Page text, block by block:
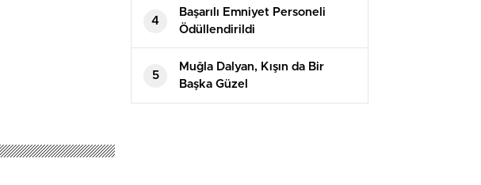
4
Başarılı Emniyet Personeli
Ödüllendirildi
5
Muğla Dalyan, Kışın da Bir
Başka Güzel